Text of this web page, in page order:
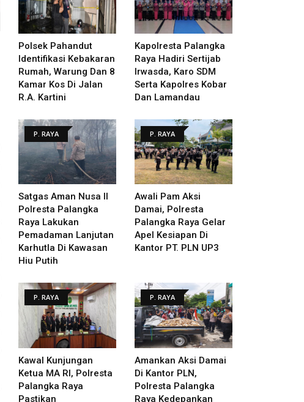
Polsek Pahandut
Identifikasi Kebakaran
Rumah, Warung Dan 8
Kamar Kos Di Jalan
R.A. Kartini
Kapolresta Palangka
Raya Hadiri Sertijab
Irwasda, Karo SDM
Serta Kapolres Kobar
Dan Lamandau
P. RAYA
Satgas Aman Nusa II
Polresta Palangka
Raya Lakukan
Pemadaman Lanjutan
Karhutla Di Kawasan
Hiu Putih
P. RAYA
Awali Pam Aksi
Damai, Polresta
Palangka Raya Gelar
Apel Kesiapan Di
Kantor PT. PLN UP3
P. RAYA
Kawal Kunjungan
Ketua MA RI, Polresta
Palangka Raya
Pastikan
P. RAYA
Amankan Aksi Damai
Di Kantor PLN,
Polresta Palangka
Raya Kedepankan